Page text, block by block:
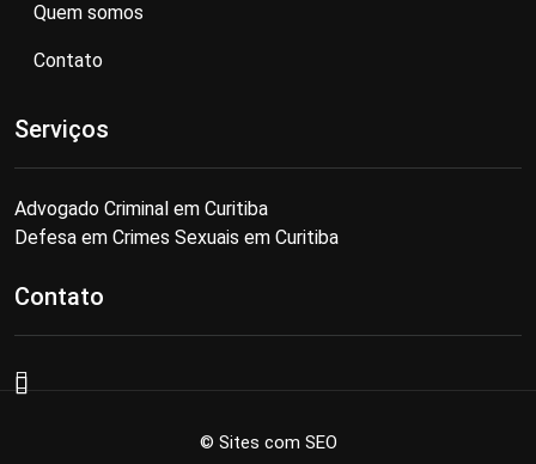
Quem somos
Contato
Serviços
Advogado Criminal em Curitiba
Defesa em Crimes Sexuais em Curitiba
Contato
© Sites com SEO